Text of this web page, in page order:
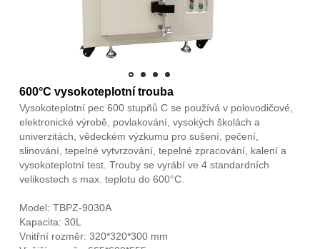
600°C vysokoteplotní trouba
Vysokoteplotní pec 600 stupňů C se používá v polovodičové,
elektronické výrobě, povlakování, vysokých školách a
univerzitách, vědeckém výzkumu pro sušení, pečení,
slinování, tepelné vytvrzování, tepelné zpracování, kalení a
vysokoteplotní test. Trouby se vyrábí ve 4 standardních
velikostech s max. teplotu do 600°C.
Model: TBPZ-9030A
Kapacita: 30L
Vnitřní rozměr: 320*320*300 mm